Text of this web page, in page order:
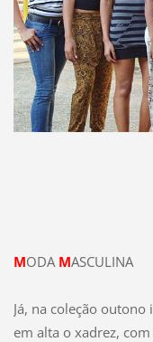
MODA MASCULINA
Já, na coleção
em alta o xadrez,